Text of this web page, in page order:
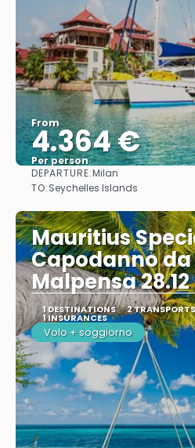
From
4.364 €
Per person
DEPARTURE:Milan
TO:Seychelles Islands
Mauritius
Capodanno
Malpensa 28.12
1 DESTINATIONS 2 TRANSPORTS
1 INSURANCES
Volo + soggiorno